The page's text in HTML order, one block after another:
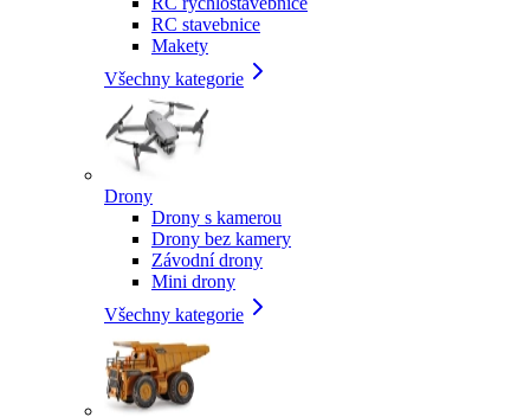
RC stavebnice
Makety
Všechny kategorie
Drony
Drony s kamerou
Drony bez kamery
Závodní drony
Mini drony
Všechny kategorie